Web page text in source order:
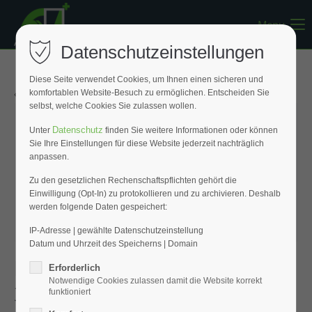
Register
Support
Lorem ipsum dolor sit amet:
24h/ 365days
Mon - Fri 8:00am - 5:00pm(GMT +1)
Get in touch
Cybersteel Inc.
Menu
« Zurück zur Übersicht
Eckablage V2A-Edelstahl
380 x 270 x 270 mm
Datenschutzeinstellungen
Diese Seite verwendet Cookies, um Ihnen einen sicheren und
komfortablen Website-Besuch zu ermöglichen. Entscheiden Sie
selbst, welche Cookies Sie zulassen wollen.
Unter Datenschutz finden Sie weitere Informationen oder können
Sie Ihre Einstellungen für diese Website jederzeit nachträglich
anpassen.
Zu den gesetzlichen Rechenschaftspflichten gehört die
Einwilligung (Opt-In) zu protokollieren und zu archivieren. Deshalb
werden folgende Daten gespeichert:
IP-Adresse | gewählte Datenschutzeinstellung
Datum und Uhrzeit des Speicherns | Domain
Erforderlich
Notwendige Cookies zulassen damit die Website korrekt
funktioniert